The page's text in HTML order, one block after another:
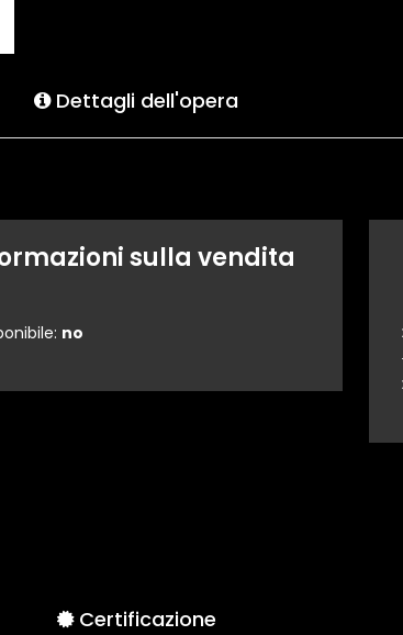
Dettagli dell'opera
sulla vendita
no
Certificazione